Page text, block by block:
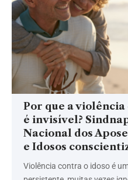
Por que a
é invisível?
Nacional dos
e Idosos
Violência contra o idoso é